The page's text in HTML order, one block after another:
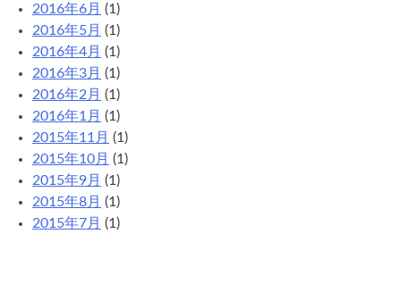
2016年6月 (1)
2016年5月 (1)
2016年4月 (1)
2016年3月 (1)
2016年2月 (1)
2016年1月 (1)
2015年11月 (1)
2015年10月 (1)
2015年9月 (1)
2015年8月 (1)
2015年7月 (1)